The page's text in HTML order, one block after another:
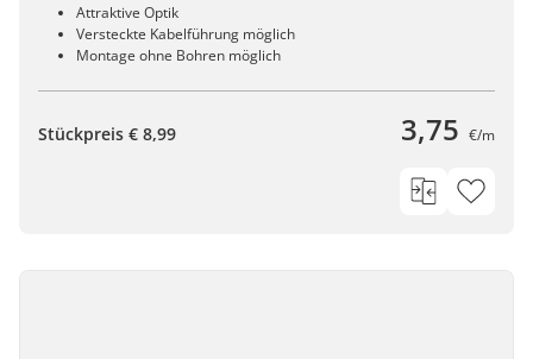
Attraktive Optik
Versteckte Kabelführung möglich
Montage ohne Bohren möglich
Stückpreis € 8,99 3,75 €/m